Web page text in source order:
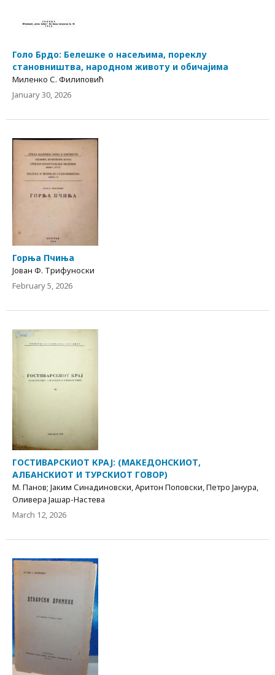
Голо Брдо: Белешке о насељима, пореклу
становништва, народном животу и обичајима
Миленко С. Филиповић
January 30, 2026
Горња Пчиња
Јован Ф. Трифуноски
February 5, 2026
ГОСТИВАРСКИОТ КРАЈ: (МАКЕДОНСКИОТ,
АЛБАНСКИОТ И ТУРСКИОТ ГОВОР)
М. Панов; Јаким Синадиновски, Аритон Поповски, Петро Јанура,
Оливера Јашар-Настева
March 12, 2026